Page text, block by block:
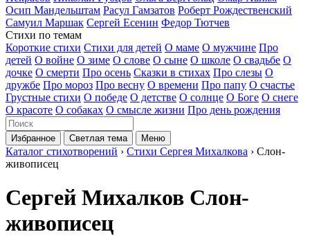
Осип Мандельштам Расул Гамзатов Роберт Рождественский
Самуил Маршак Сергей Есенин Федор Тютчев
Стихи по темам
Короткие стихи Стихи для детей О маме О мужчине Про
детей О войне О зиме О слове О сыне О школе О свадьбе О
дочке О смерти Про осень Сказки в стихах Про слезы О
дружбе Про мороз Про весну О времени Про папу О счастье
Грустные стихи О победе О детстве О солнце О Боге О снеге
О красоте О собаках О смысле жизни Про день рождения
Избранное Светлая тема Меню
Каталог стихотворений › Стихи Сергея Михалкова › Слон-
живописец
Сергей Михалков Слон-
живописец